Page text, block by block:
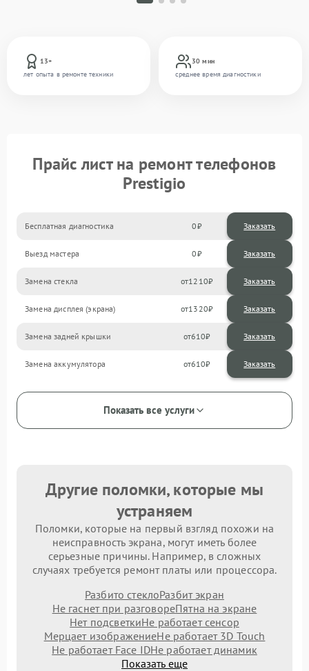
13+
лет опыта в ремонте техники
30 мин
среднее время диагностики
Прайс лист на ремонт телефонов
Prestigio
Бесплатная диагностика 0 Заказать
Выезд мастера 0 Заказать
Замена стекла 1210
Замена дисплея (экрана) 1320
Замена задней крышки 610
Замена аккумулятора 610
Показать все услуги
Другие поломки, которые мы
устраняем
Поломки, которые на первый взгляд похожи на
неисправность экрана, могут иметь более
серьезные причины. Например, в сложных
случаях требуется ремонт платы или процессора.
Разбито стеклоРазбит экран
Не гаснет при разговореПятна на экране
Нет подсветкиНе работает сенсор
Мерцает изображениеНе работает 3D Touch
Не работает Face IDНе работает динамик
Показать еще